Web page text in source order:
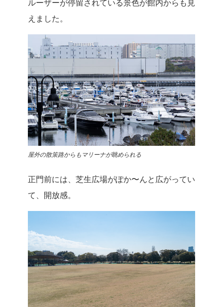
ルーザーが停留されている景色が館内からも見
えました。
屋外の散策路からもマリーナが眺められる
正門前には、芝生広場がぽか〜んと広がってい
て、開放感。